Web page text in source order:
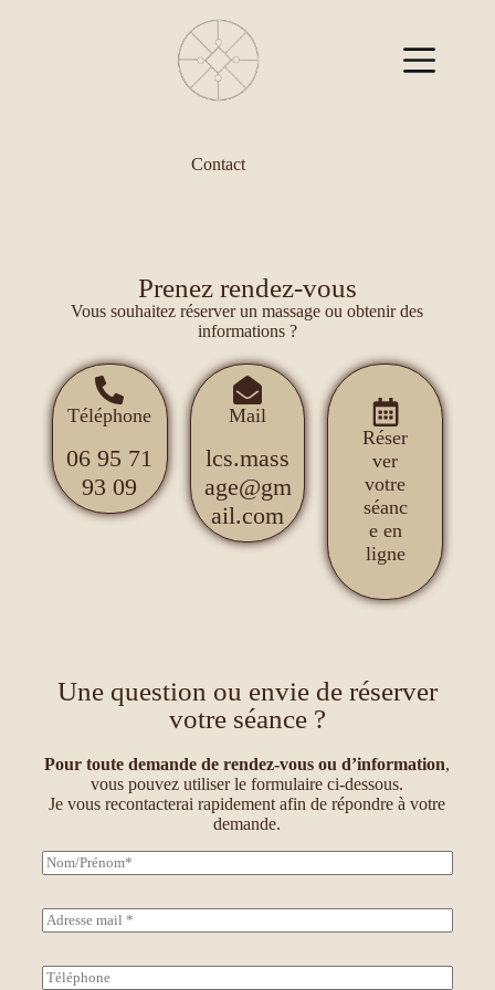
Contact
Prenez rendez-vous
Vous souhaitez réserver un massage ou obtenir des
informations ?
Téléphone
06 95 71
93 09
Mail
lcs.mass
age@gm
ail.com
Réser
ver
votre
séanc
e en
ligne
Une question ou envie de réserver
votre séance ?
Pour toute demande de rendez-vous ou d’information,
vous pouvez utiliser le formulaire ci-dessous.
Je vous recontacterai rapidement afin de répondre à votre
demande.
N
o
/
P
é
A
d
eT